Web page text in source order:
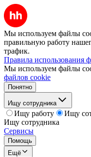
Мы используем файлы
правильную работу
трафик.
Правила использования
Мы используем файлы
файлов cookie
Понятно
Ищу сотрудника
Ищу работу
Ищу
Ищу сотрудника
Сервисы
Помощь
Ещё